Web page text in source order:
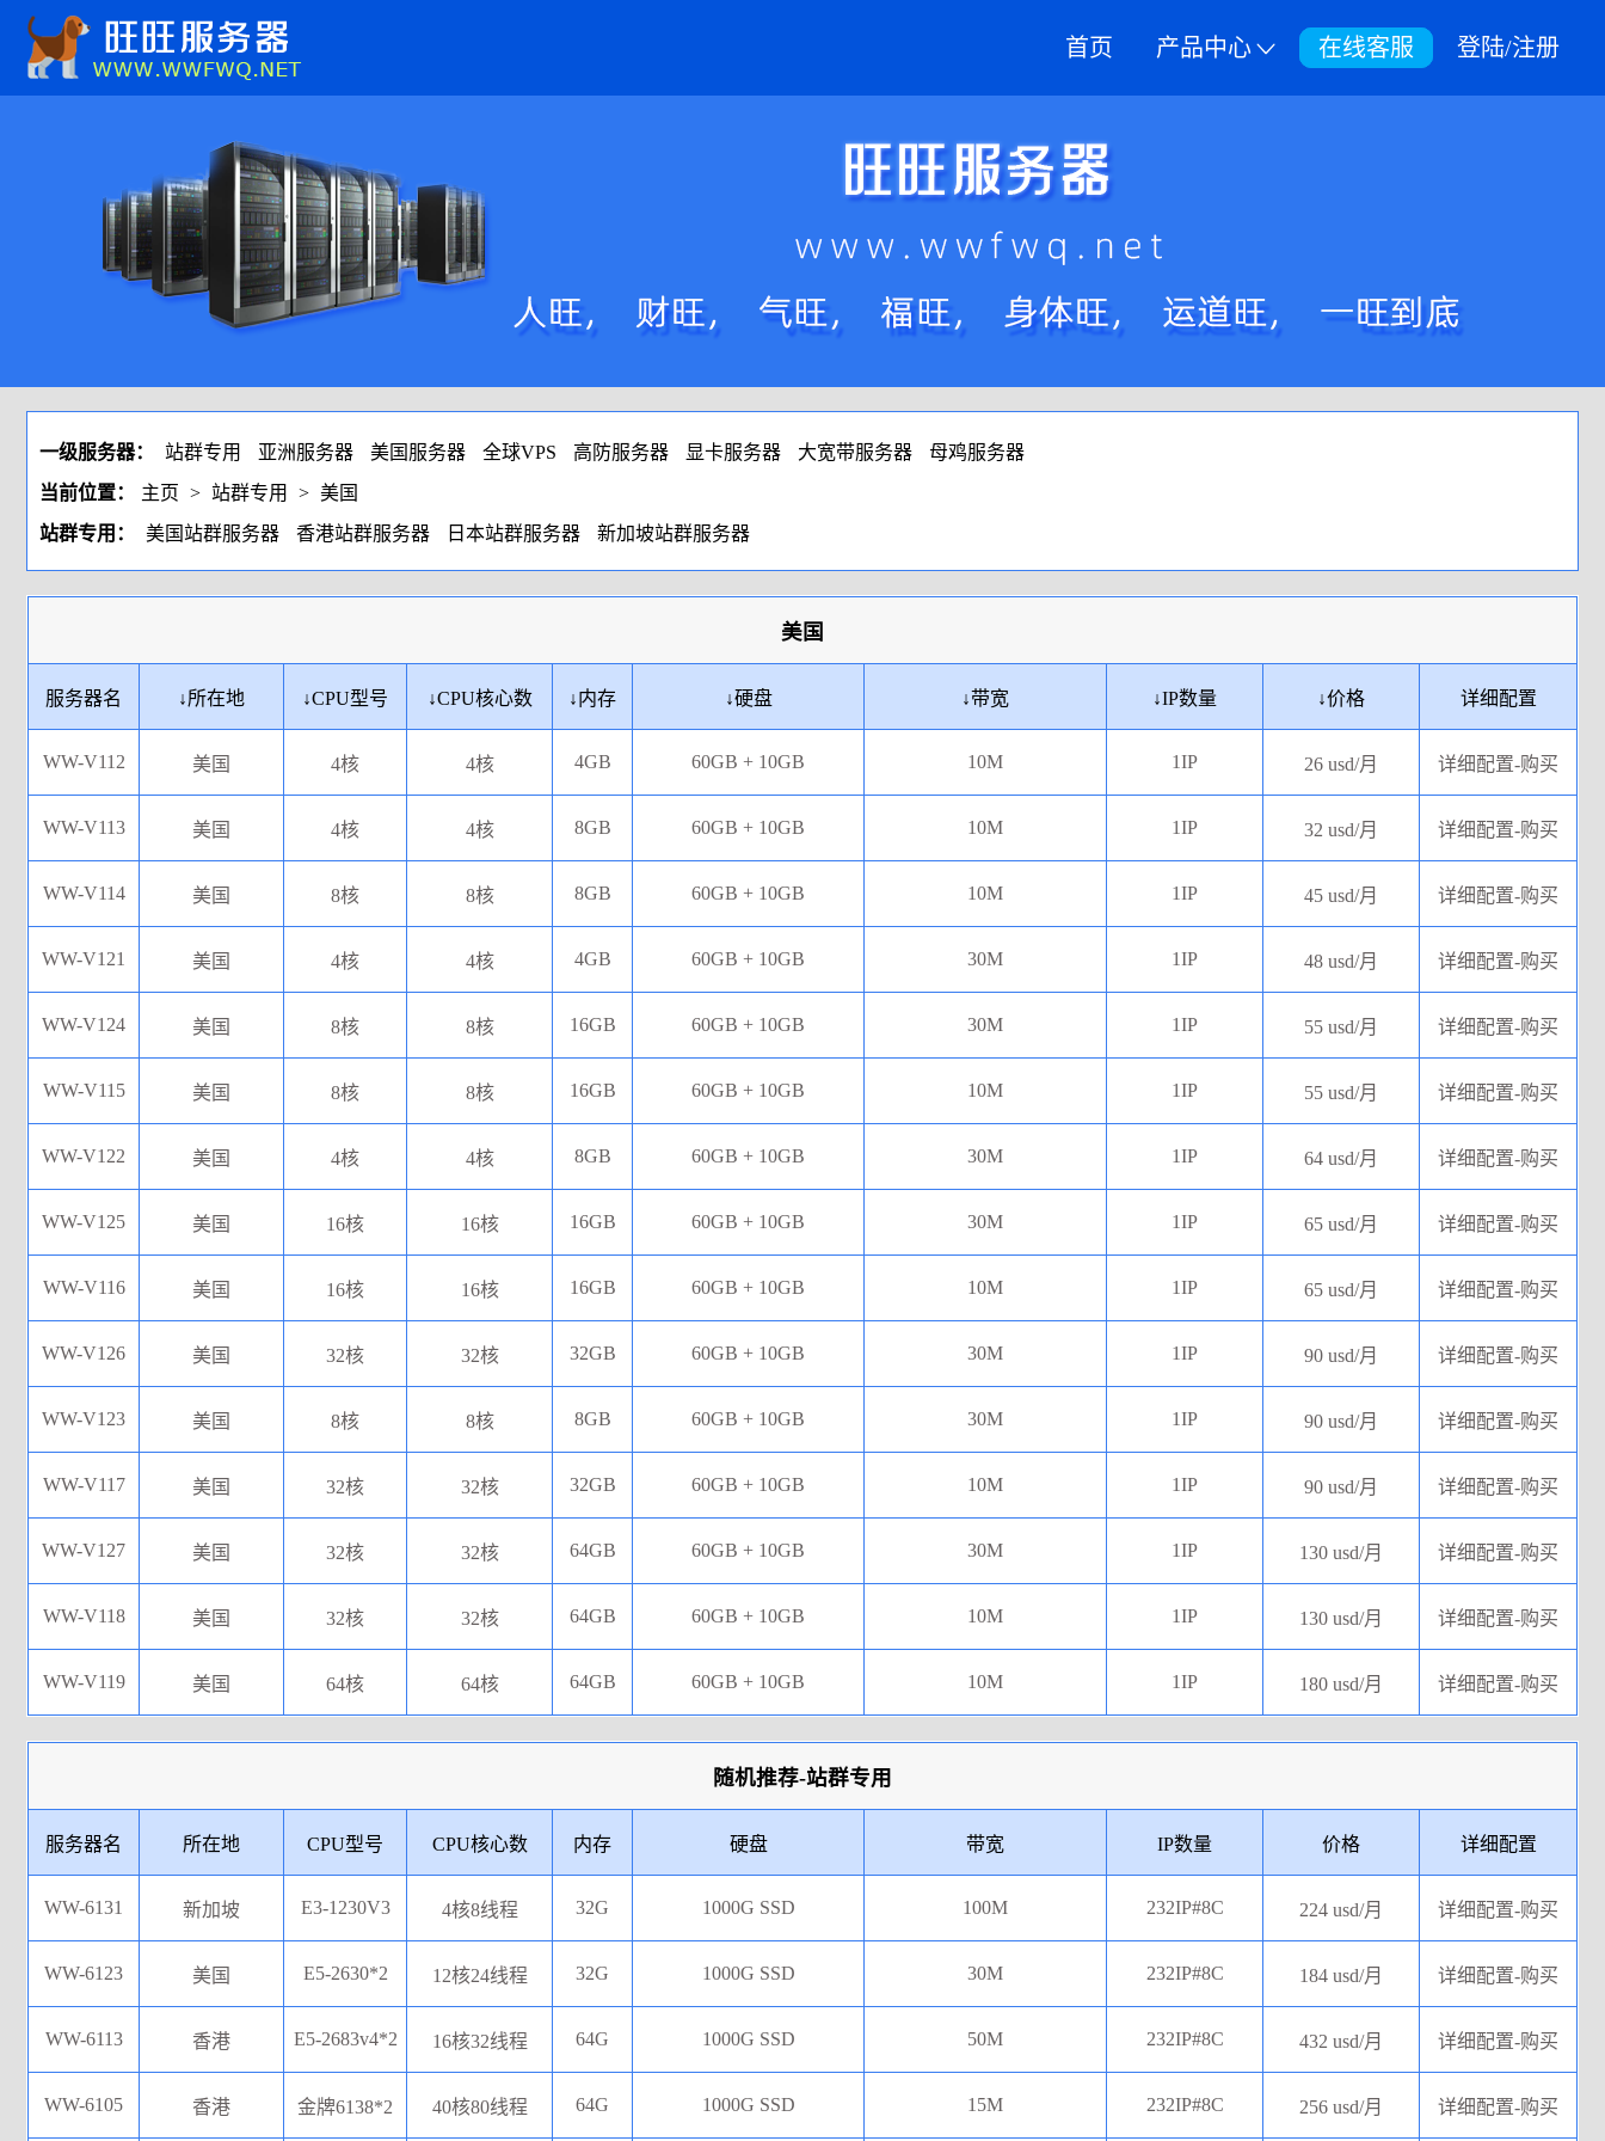
首页 产品中心 在线客服 登陆/注册
一级服务器： 站群专用 亚洲服务器 美国服务器 全球VPS 高防服务器 显卡服务器 大宽带服务器
母鸡服务器
当前位置：
主页 > 站群专用 > 美国
站群专用：
美国站群服务器 香港站群服务器 日本站群服务器 新加坡站群服务器
美国
服务器名 ↓所在地 ↓CPU型号 ↓CPU核心数 ↓内存 ↓硬盘 ↓带宽 ↓IP数量 ↓价格 详细配置
WW-V112 美国 4核 4核 4GB 60GB + 10GB 10M 1IP 26 usd/月 详细配置-购买
WW-V113 美国 4核 4核 8GB 60GB + 10GB 10M 1IP 32 usd/月 详细配置-购买
WW-V114 美国 8核 8核 8GB 60GB + 10GB 10M 1IP 45 usd/月 详细配置-购买
WW-V121 美国 4核 4核 4GB 60GB + 10GB 30M 1IP 48 usd/月 详细配置-购买
WW-V124 美国 8核 8核 16GB 60GB + 10GB 30M 1IP 55 usd/月 详细配置-购买
WW-V115 美国 8核 8核 16GB 60GB + 10GB 10M 1IP 55 usd/月 详细配置-购买
WW-V122 美国 4核 4核 8GB 60GB + 10GB 30M 1IP 64 usd/月 详细配置-购买
WW-V125 美国 16核 16核 16GB 60GB + 10GB 30M 1IP 65 usd/月 详细配置-购买
WW-V116 美国 16核 16核 16GB 60GB + 10GB 10M 1IP 65 usd/月 详细配置-购买
WW-V126 美国 32核 32核 32GB 60GB + 10GB 30M 1IP 90 usd/月 详细配置-购买
WW-V123 美国 8核 8核 8GB 60GB + 10GB 30M 1IP 90 usd/月 详细配置-购买
WW-V117 美国 32核 32核 32GB 60GB + 10GB 10M 1IP 90 usd/月 详细配置-购买
WW-V127 美国 32核 32核 64GB 60GB + 10GB 30M 1IP 130 usd/月 详细配置-购买
WW-V118 美国 32核 32核 64GB 60GB + 10GB 10M 1IP 130 usd/月 详细配置-购买
WW-V119 美国 64核 64核 64GB 60GB + 10GB 10M 1IP 180 usd/月 详细配置-购买
随机推荐-站群专用
服务器名 所在地 CPU型号 CPU核心数 内存 硬盘 带宽 IP数量 价格 详细配置
WW-6131 新加坡 E3-1230V3 4核8线程 32G 1000G SSD 100M 232IP#8C 224 usd/月 详细配置-购买
WW-6123 美国 E5-2630*2 12核24线程 32G 1000G SSD 30M 232IP#8C 184 usd/月 详细配置-购买
WW-6113 香港 E5-2683v4*2 16核32线程 64G 1000G SSD 50M 232IP#8C 432 usd/月 详细配置-购买
WW-6105 香港 金牌6138*2 40核80线程 64G 1000G SSD 15M 232IP#8C 256 usd/月 详细配置-购买